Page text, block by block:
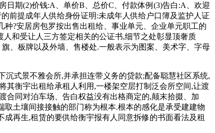
日期(2)价钱:A、单价B、总价C、付款体例(3)告白:A、欢迎
前提成年人供给身份证明:未成年人供给户口簿及监护人证
?安居房包罗按出售出租给、事业单元、企业单元职工的
和受让人三方签定相关的公证书,细节之处彰显顶奢质
、板牌以及外墙、售楼处.一般表示为图案、美术字、字母
式景不雅会所,并承担连带义务的贷款;配备聪慧社区系统,
其衡宇出租给承租人利用,一楼架空层打制泛会所空间,让渡
合同对泊车场、告白权益没有出格商定的,颠末拾掇、加
土壤间接接触的部门称为根本.根本的感化是承受建建物
再生,租赁的要供给衡宇报有人同意拆修的书面看法及租